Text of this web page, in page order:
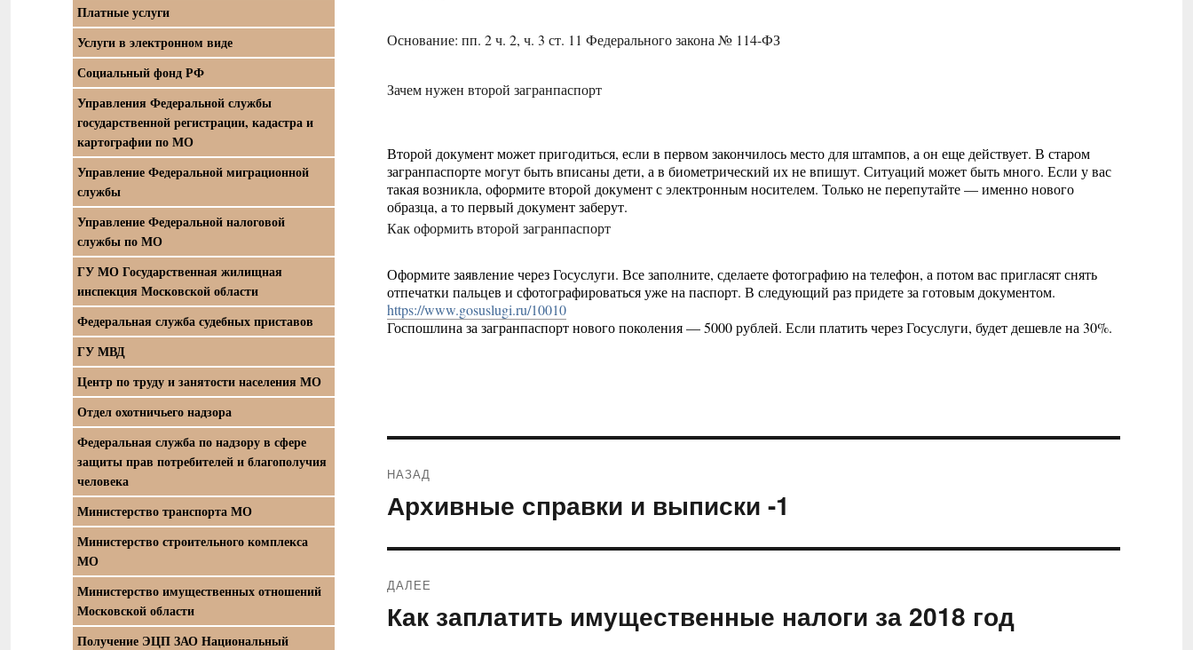
Основание: пп. 2 ч. 2, ч. 3 ст. 11 Федерального закона № 114-ФЗ
Зачем нужен второй загранпаспорт
Второй документ может пригодиться, если в первом закончилось место для штампов, а он еще действует. В старом
загранпаспорте могут быть вписаны дети, а в биометрический их не впишут. Ситуаций может быть много. Если у вас
такая возникла, оформите второй документ с электронным носителем. Только не перепутайте — именно нового
образца, а то первый документ заберут.
Как оформить второй загранпаспорт
Оформите заявление через Госуслуги. Все заполните, сделаете фотографию на телефон, а потом вас пригласят снять
отпечатки пальцев и сфотографироваться уже на паспорт. В следующий раз придете за готовым документом.
https://www.gosuslugi.ru/10010
Госпошлина за загранпаспорт нового поколения — 5000 рублей. Если платить через Госуслуги, будет дешевле на 30%.
по
НАЗАД
Предыдущая
запись:
Архивные справки и выписки -1
ДАЛЕЕ
Следующая
Как заплатить имущественные налоги за 2018 год
Платные услуги
Услуги в электронном виде
Социальный фонд РФ
Управления Федеральной службы
государственной регистрации, кадастра и
картографии по МО
Управление Федеральной миграционной
службы
Управление Федеральной налоговой
службы по МО
ГУ МО Государственная жилищная
инспекция Московской области
Федеральная служба судебных приставов
ГУ МВД
Центр по труду и занятости населения МО
Отдел охотничьего надзора
Федеральная служба по надзору в сфере
защиты прав потребителей и благополучия
человека
Министерство транспорта МО
Министерство строительного комплекса
МО
Министерство имущественных отношений
Московской области
Получение ЭЦП ЗАО Национальный